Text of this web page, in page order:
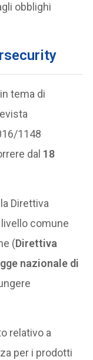
obblighi
tema di
1148
dal 18
Direttiva
comune
(Direttiva
nazionale di
relativo a
per i prodotti